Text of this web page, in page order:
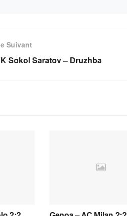
Suivant
Sokol Saratov – Druzhba